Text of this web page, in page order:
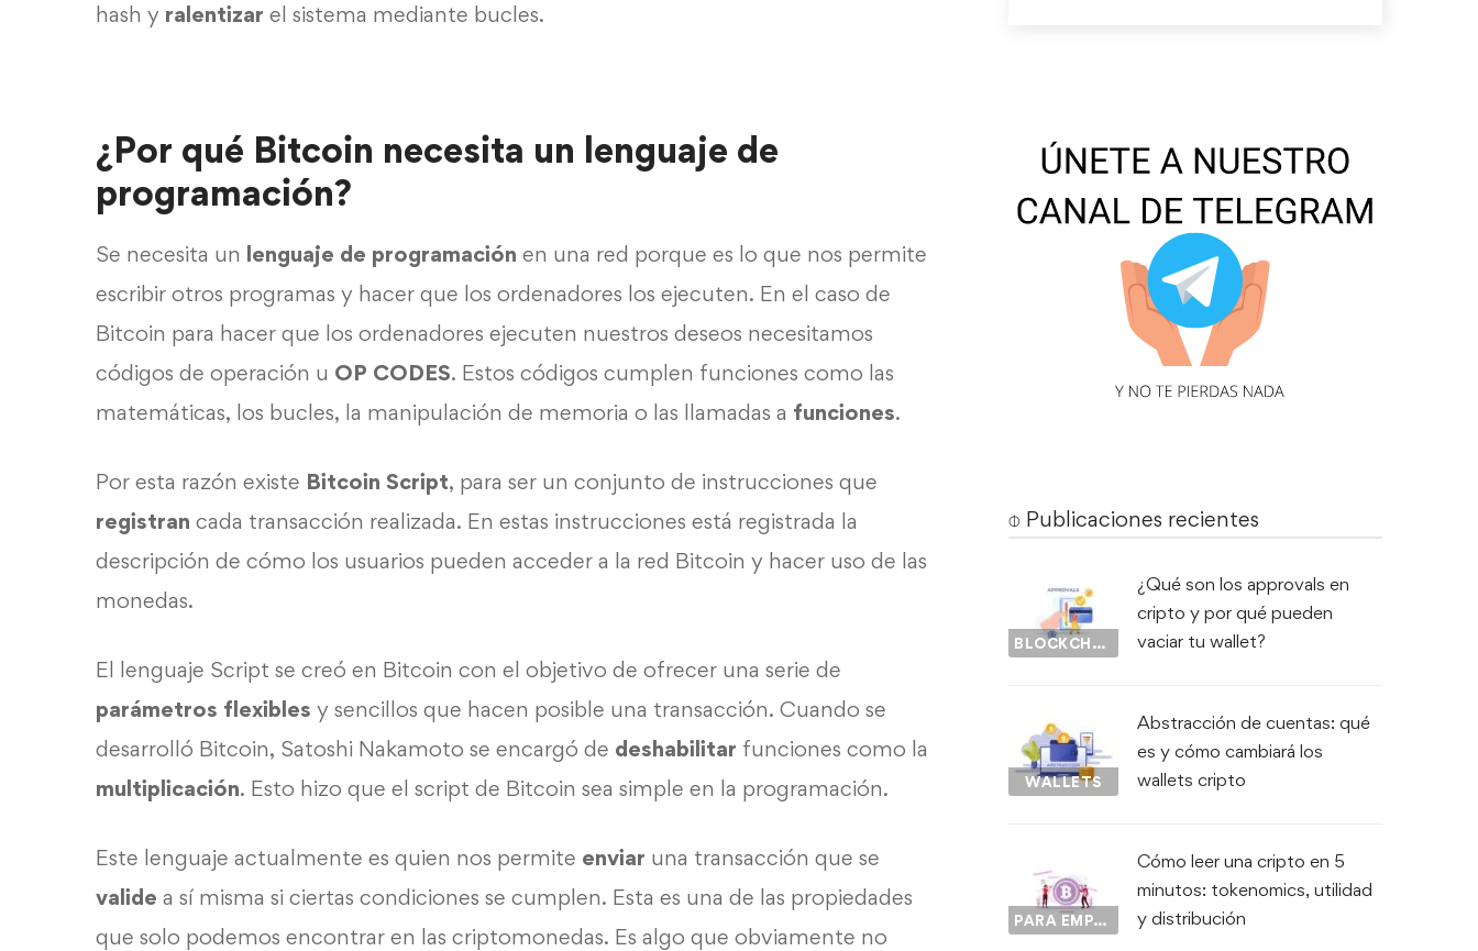
hash y ralentizar el sistema mediante bucles.
¿Por qué Bitcoin necesita un lenguaje de
programación?
Se necesita un lenguaje de programación en una red porque es lo que nos permite
escribir otros programas y hacer que los ordenadores los ejecuten. En el caso de
Bitcoin para hacer que los ordenadores ejecuten nuestros deseos necesitamos
códigos de operación u OP CODES. Estos códigos cumplen funciones como las
matemáticas, los bucles, la manipulación de memoria o las llamadas a funciones.
Por esta razón existe Bitcoin Script, para ser un conjunto de instrucciones que
registran cada transacción realizada. En estas instrucciones está registrada la
descripción de cómo los usuarios pueden acceder a la red Bitcoin y hacer uso de las
monedas.
El lenguaje Script se creó en Bitcoin con el objetivo de ofrecer una serie de
parámetros flexibles y sencillos que hacen posible una transacción. Cuando se
desarrolló Bitcoin, Satoshi Nakamoto se encargó de deshabilitar funciones como la
multiplicación. Esto hizo que el script de Bitcoin sea simple en la programación.
Este lenguaje actualmente es quien nos permite enviar una transacción que se
valide a sí misma si ciertas condiciones se cumplen. Esta es una de las propiedades
que solo podemos encontrar en las criptomonedas. Es algo que obviamente no
⌽ Publicaciones recientes
BLOCKCHAIN
¿Qué son los approvals en
cripto y por qué pueden
vaciar tu wallet?
WALLETS
Abstracción de cuentas: qué
es y cómo cambiará los
wallets cripto
PARA EMPEZAR...
Cómo leer una cripto en 5
minutos: tokenomics, utilidad
y distribución